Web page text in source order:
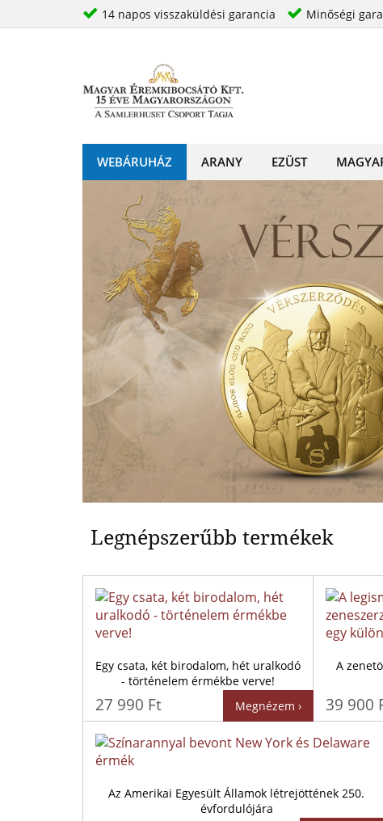
14 napos visszaküldési garancia Minőségi
WEBÁRUHÁZ ARANY EZÜST
Legnépszerűbb termékek
Egy csata, két birodalom, hét uralkodó
- történelem érmékbe verve!
27 990 Ft Megnézem ›
A
39 900
Az Amerikai Egyesült Államok létrejöttének 250.
évfordulójára